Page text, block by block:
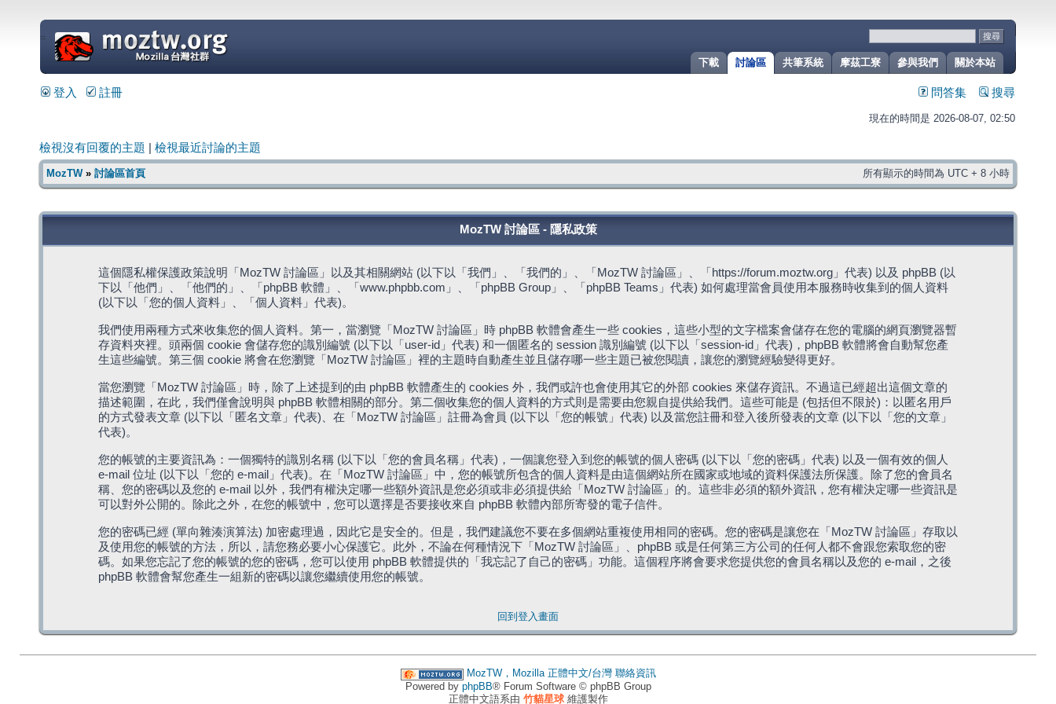
關於本站
參與我們
摩茲工寮
共筆系統
討論區
下載
=
登入 註冊 問答集 搜尋
現在的時間是 2026-08-07, 02:50
檢視沒有回覆的主題 檢視最近討論的主題
MozTW» 討論區首頁 所有顯示的時間為 UTC + 8 小時
MozTW 討論區 - 隱私政策
這個隱私權保護政策說明「MozTW 討論區」以及其相關網站 (以下以「我們」、「我們的」、「MozTW 討論區」、「https://forum.moztw.org」代表) 以及 phpBB (以
下以「他們」、「他們的」、「phpBB 軟體」、「www.phpbb.com」、「phpBB Group」、「phpBB Teams」代表) 如何處理當會員使用本服務時收集到的個人資料
(以下以「您的個人資料」、「個人資料」代表)。
我們使用兩種方式來收集您的個人資料。第一，當瀏覽「MozTW 討論區」時 phpBB 軟體會產生一些 cookies，這些小型的文字檔案會儲存在您的電腦的網頁瀏覽器暫
存資料夾裡。頭兩個 cookie 會儲存您的識別編號 (以下以「user-id」代表) 和一個匿名的 session 識別編號 (以下以「session-id」代表)，phpBB 軟體將會自動幫您產
生這些編號。第三個 cookie 將會在您瀏覽「MozTW 討論區」裡的主題時自動產生並且儲存哪一些主題已被您閱讀，讓您的瀏覽經驗變得更好。
當您瀏覽「MozTW 討論區」時，除了上述提到的由 phpBB 軟體產生的 cookies 外，我們或許也會使用其它的外部 cookies 來儲存資訊。不過這已經超出這個文章的
描述範圍，在此，我們僅會說明與 phpBB 軟體相關的部分。第二個收集您的個人資料的方式則是需要由您親自提供給我們。這些可能是 (包括但不限於)：以匿名用戶
的方式發表文章 (以下以「匿名文章」代表)、在「MozTW 討論區」註冊為會員 (以下以「您的帳號」代表) 以及當您註冊和登入後所發表的文章 (以下以「您的文章」
代表)。
您的帳號的主要資訊為：一個獨特的識別名稱 (以下以「您的會員名稱」代表)，一個讓您登入到您的帳號的個人密碼 (以下以「您的密碼」代表) 以及一個有效的個人
e-mail 位址 (以下以「您的 e-mail」代表)。在「MozTW 討論區」中，您的帳號所包含的個人資料是由這個網站所在國家或地域的資料保護法所保護。除了您的會員名
稱、您的密碼以及您的 e-mail 以外，我們有權決定哪一些額外資訊是您必須或非必須提供給「MozTW 討論區」的。這些非必須的額外資訊，您有權決定哪一些資訊是
可以對外公開的。除此之外，在您的帳號中，您可以選擇是否要接收來自 phpBB 軟體內部所寄發的電子信件。
您的密碼已經 (單向雜湊演算法) 加密處理過，因此它是安全的。但是，我們建議您不要在多個網站重複使用相同的密碼。您的密碼是讓您在「MozTW 討論區」存取以
及使用您的帳號的方法，所以，請您務必要小心保護它。此外，不論在何種情況下「MozTW 討論區」、phpBB 或是任何第三方公司的任何人都不會跟您索取您的密
碼。如果您忘記了您的帳號的您的密碼，您可以使用 phpBB 軟體提供的「我忘記了自己的密碼」功能。這個程序將會要求您提供您的會員名稱以及您的 e-mail，之後
phpBB 軟體會幫您產生一組新的密碼以讓您繼續使用您的帳號。
回到登入畫面
MozTW，Mozilla 正體中文/台灣 聯絡資訊
Powered by phpBB® Forum Software © phpBB Group
正體中文語系由 竹貓星球維護製作